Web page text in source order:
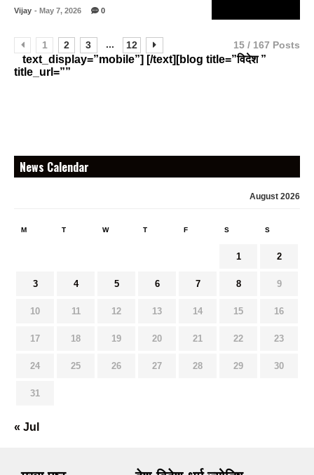
Vijay - May 7, 2026 0
1 2 3 ... 12 15 / 167 Posts
text_display=”mobile”] [/text][blog title=”विदेश ”
title_url=””
News Calendar
August 2026
M T W T F S S
1 2
3 4 5 6 7 8 9
10 11 12 13 14 15 16
17 18 19 20 21 22 23
24 25 26 27 28 29 30
31
« Jul